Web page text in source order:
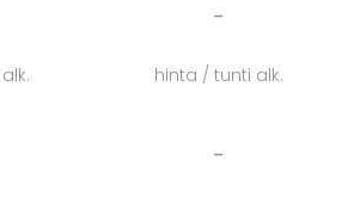
on upeita, erilaisia tiloja, joissa
tärkeitä päiviä tai viettää
-
hinta / tunti alk.
-